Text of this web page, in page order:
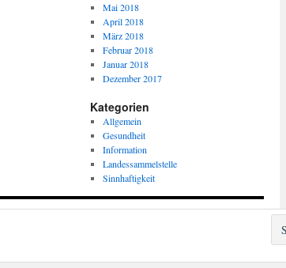
Mai 2018
April 2018
März 2018
Februar 2018
Januar 2018
Dezember 2017
Kategorien
Allgemein
Gesundheit
Information
Landessammelstelle
Sinnhaftigkeit